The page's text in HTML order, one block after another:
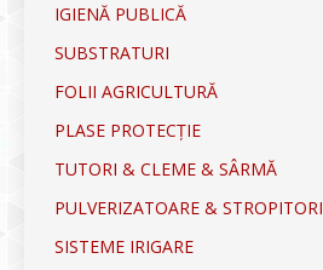
IGIENĂ PUBLICĂ
SUBSTRATURI
FOLII AGRICULTURĂ
PLASE PROTECȚIE
TUTORI & CLEME & SÂRMĂ
PULVERIZATOARE & STROPITORI
SISTEME IRIGARE